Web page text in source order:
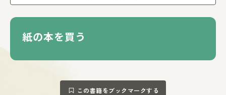
紙の本を買う
この書籍をブックマークする